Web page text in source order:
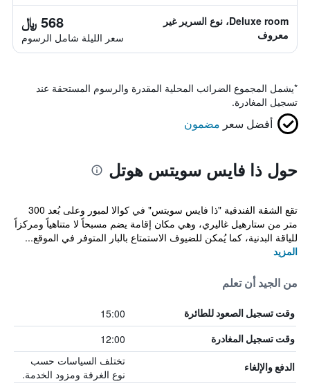
Deluxe room، نوع السرير غير
معروف
568 ﷼
سعر الليلة شامل الرسوم
*يشمل المجموع الضرائب المحلية المقدرة والرسوم المستحقة عند
تسجيل المغادرة.
أفضل سعر مضمون
حول ذا فايس سويتس هوتل
تقع الشقة الفندقية "ذا فايس سويتس" في كوالا لمبور وعلى بُعد 300
متر من ستارهيل غاليري، وهي مكان إقامة يضم مسبحاً لا متناهياً ومركزاً
للياقة البدنية، كما يُمكن للضيوف الاستمتاع بالبار المتوفر في الموقع...
المزيد
من الجيد أن تعلم
وقت تسجيل الصعود للطائرة 15:00
وقت تسجيل المغادرة 12:00
الدفع والإلغاء
تختلف السياسات حسب
نوع الغرفة ومزود الخدمة.